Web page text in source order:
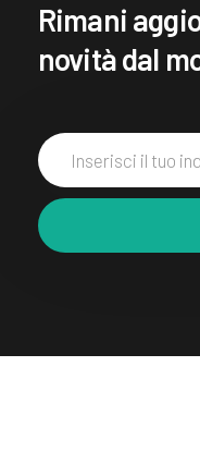
Rimani
novità dal